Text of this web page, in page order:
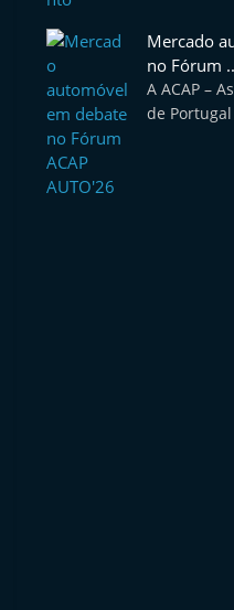
Mercado
no Fórum
A ACAP –
de